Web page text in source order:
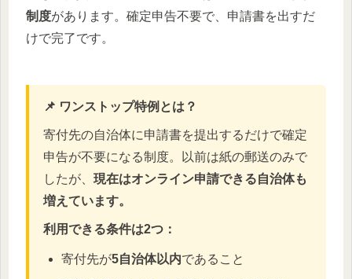
制度があります。確定申告不要で、申請書を出すだ
けで完了です。
📌 ワンストップ特例とは？
寄付先の自治体に申請書を提出するだけで確定
申告が不要になる制度。以前は紙の郵送のみで
したが、 現在はオンライン申請できる自治体も
増えています。
利用できる条件は2つ：
寄付先が5自治体以内であること